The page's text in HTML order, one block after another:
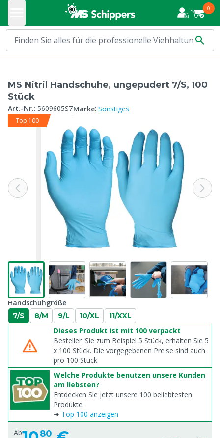
0
MS Nitril Handschuhe, ungepudert 7/S, 100
Stück
Art.-Nr.: 5609605S7Marke: Sonstiges
Top 100
Handschuhgröße
7/S 8/M 9/L 10/XL 11/XXL
Dieses Produkt ist mit 100 verpackt
Bestellen Sie zum Beispiel 5 Stück, erhalten Sie 5
x 100 Stück. Die vorgegebenen Preise sind auch
pro 100 Stück.
Welche Produkte benutzen unsere Kunden
am liebsten?
Entdecken Sie jetzt unsere 100 beliebtesten
Produkte.
➜ Top 100 anzeigen
Ab
80